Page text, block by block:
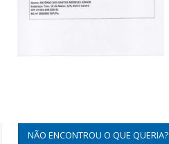
NÃO ENCONTROU O QUE QUERIA?